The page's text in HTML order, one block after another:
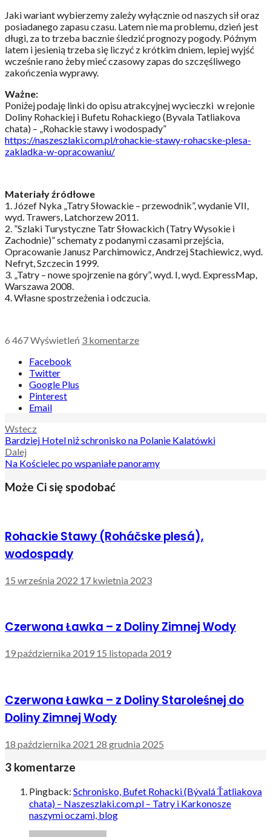
Jaki wariant wybierzemy zależy wyłącznie od naszych sił oraz
posiadanego zapasu czasu. Latem nie ma problemu, dzień jest
długi, za to trzeba bacznie śledzić prognozy pogody. Późnym
latem i jesienią trzeba się liczyć z krótkim dniem, lepiej wyjść
wcześnie rano żeby mieć czasowy zapas do szczęśliwego
zakończenia wyprawy.
Ważne:
Poniżej podaję linki do opisu atrakcyjnej wycieczki w rejonie
Doliny Rohackiej i Bufetu Rohackiego (Byvala Tatliakova
chata) – „Rohackie stawy i wodospady”
https://naszeszlaki.com.pl/rohackie-stawy-rohacske-plesa-
zakladka-w-opracowaniu/
Materiały źródłowe
1. Józef Nyka „Tatry Słowackie – przewodnik”, wydanie VII,
wyd. Trawers, Latchorzew 2011.
2. ”Szlaki Turystyczne Tatr Słowackich (Tatry Wysokie i
Zachodnie)” schematy z podanymi czasami przejścia,
Opracowanie Janusz Parchimowicz, Andrzej Stachiewicz, wyd.
Nefryt, Szczecin 1999.
3. „Tatry – nowe spojrzenie na góry”, wyd. I, wyd. ExpressMap,
Warszawa 2008.
4. Własne spostrzeżenia i odczucia.
6 467Wyświetleń 3 komentarze
Facebook
Twitter
Google Plus
Pinterest
Email
Nawigacja
wpisu
Wstecz
Bardziej Hotel niż schronisko na Polanie Kalatówki
Dalej
Na Kościelec po wspaniałe panoramy
Może Ci się spodobać
Rohackie Stawy (Roháčske plesá),
wodospady
15 września 2022 17 kwietnia 2023
Czerwona Ławka – z Doliny Zimnej Wody
19 października 2019 15 listopada 2019
Czerwona Ławka – z Doliny Staroleśnej do
Doliny Zimnej Wody
18 października 2021 28 grudnia 2025
3 komentarze
Pingback: Schronisko, Bufet Rohacki (Bývalá Ťatliakova
chata) – Naszeszlaki.com.pl – Tatry i Karkonosze
naszymi oczami, blog